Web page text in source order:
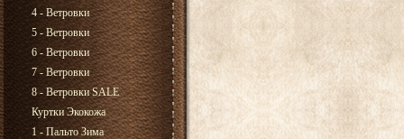
4 - Ветровки
5 - Ветровки
6 - Ветровки
7 - Ветровки
8 - Ветровки SALE
Куртки Экокожа
1 - Пальто Зима